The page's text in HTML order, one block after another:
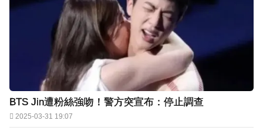
BTS Jin遭粉絲強吻！警方突宣布：停止調查
2025-03-31 19:07